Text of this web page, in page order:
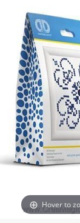
Hover to